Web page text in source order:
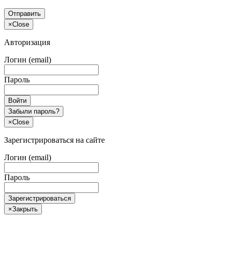
Отправить
×Close
Авторизация
Логин (email)
Пароль
Войти
Забыли пароль?
×Close
Зарегистрироваться на сайте
Логин (email)
Пароль
Зарегистрироваться
×Закрыть